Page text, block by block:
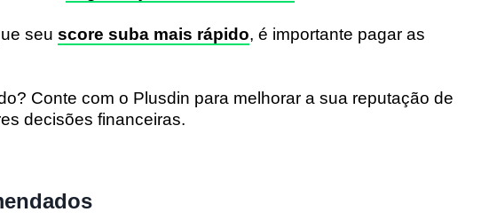
seu score suba mais rápido, é importante pagar as
Conte com o Plusdin para melhorar a sua reputação de
decisões financeiras.